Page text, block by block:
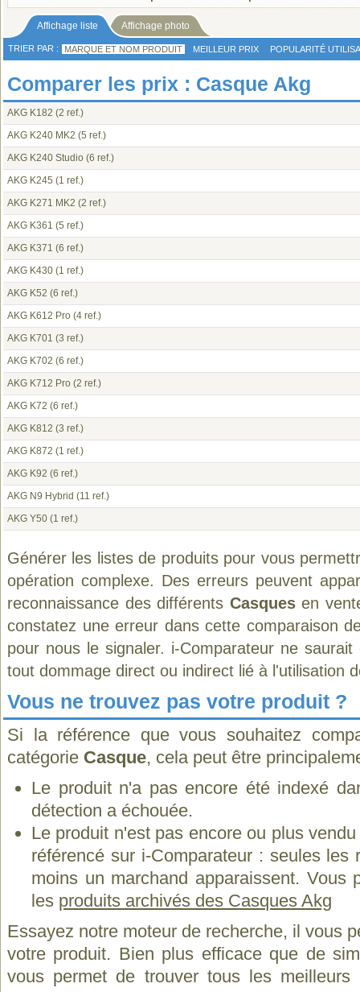
Affichage liste Affichage photo
TRIER PAR : MARQUE ET NOM PRODUIT MEILLEUR PRIX POPULARITÉ
Comparer les prix : Casque Akg
AKG K182 (2 ref.)
AKG K240 MK2 (5 ref.)
AKG K240 Studio (6 ref.)
AKG K245 (1 ref.)
AKG K271 MK2 (2 ref.)
AKG K361 (5 ref.)
AKG K371 (6 ref.)
AKG K430 (1 ref.)
AKG K52 (6 ref.)
AKG K612 Pro (4 ref.)
AKG K701 (3 ref.)
AKG K702 (6 ref.)
AKG K712 Pro (2 ref.)
AKG K72 (6 ref.)
AKG K812 (3 ref.)
AKG K872 (1 ref.)
AKG K92 (6 ref.)
AKG N9 Hybrid (11 ref.)
AKG Y50 (1 ref.)
Générer les listes de produits pour vous
opération complexe. Des erreurs peuvent
reconnaissance des différents Casquesen
constatez une erreur dans cette comparaison
pour nous le signaler. i-Comparateur ne
tout dommage direct ou indirect lié à l'utilisation
Vous ne trouvez pas votre produit ?
Si la référence que vous souhaitez
catégorie Casque, cela peut être
Le produit n'a pas encore été indexé
détection a échouée.
Le produit n'est pas encore ou plus
référencé sur i-Comparateur : seules les
moins un marchand apparaissent. Vous
les produits archivés des Casques Akg
Essayez notre moteur de recherche, il vous
votre produit. Bien plus efficace que de
vous permet de trouver tous les